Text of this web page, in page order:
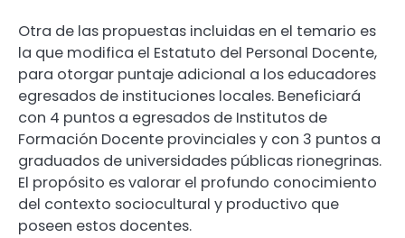
Otra de las propuestas incluidas en el temario es
la que modifica el Estatuto del Personal Docente,
para otorgar puntaje adicional a los educadores
egresados de instituciones locales. Beneficiará
con 4 puntos a egresados de Institutos de
Formación Docente provinciales y con 3 puntos a
graduados de universidades públicas rionegrinas.
El propósito es valorar el profundo conocimiento
del contexto sociocultural y productivo que
poseen estos docentes.